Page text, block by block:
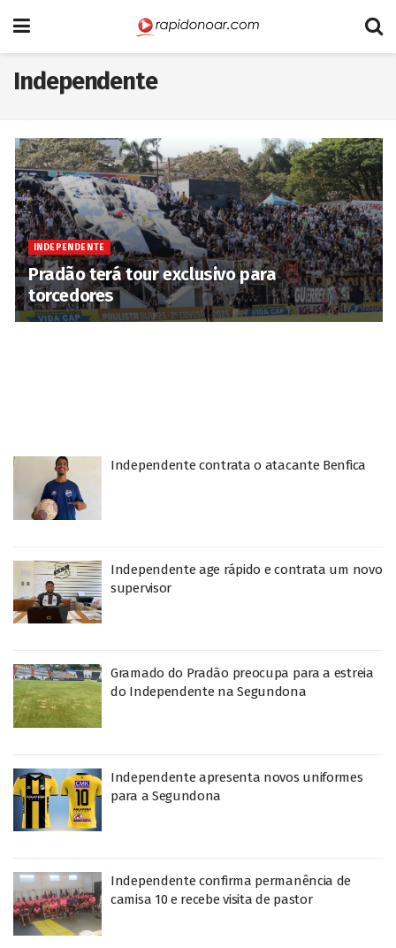
Independente
INDEPENDENTE
Pradão terá tour exclusivo para
torcedores
Independente contrata o atacante Benfica
Independente age rápido e contrata um novo
supervisor
Gramado do Pradão preocupa para a estreia
do Independente na Segundona
Independente apresenta novos uniformes
para a Segundona
Independente confirma permanência de
camisa 10 e recebe visita de pastor